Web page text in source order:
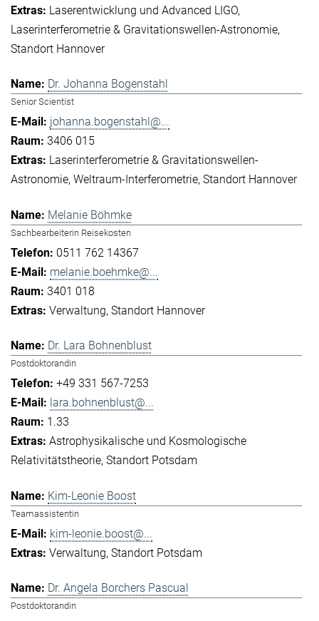
Laserentwicklung und Advanced LIGO
Laserinterferometrie & Gravitationswellen-Astronomie
Standort Hannover
Dr. Johanna Bogenstahl
Senior Scientist
johanna.bogenstahl@...
3406 015
Laserinterferometrie & Gravitationswellen-
Astronomie Weltraum-Interferometrie Standort Hannover
Melanie Böhmke
Sachbearbeiterin Reisekosten
0511 762 14367
melanie.boehmke@...
3401 018
Verwaltung Standort Hannover
Dr. Lara Bohnenblust
Postdoktorandin
+49 331 567-7253
lara.bohnenblust@...
1.33
Astrophysikalische und Kosmologische
Relativitätstheorie Standort Potsdam
Kim-Leonie Boost
Teamassistentin
kim-leonie.boost@...
Verwaltung Standort Potsdam
Dr. Angela Borchers Pascual
Postdoktorandin